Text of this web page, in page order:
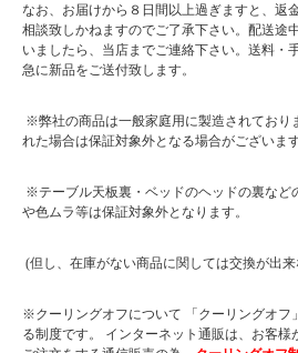
なお、お届けから８日間以上過ぎますと、返
相談致しかねますのでご了承下さい。配送途
いましたら、当店までご連絡下さい。送料・
急に新品をご送付致します。
※弊社の商品は一般家庭用に製造されており
れた場合は保証対象外となる場合がございます
※テーブル天板裏・ベッドのヘッドの裏など
や色ムラ等は保証対象外となります。
(但し、在庫がない商品に関しては交換が出
※クーリングオフについて 「クーリングオフ
る制度です。 インターネット通販は、お客様